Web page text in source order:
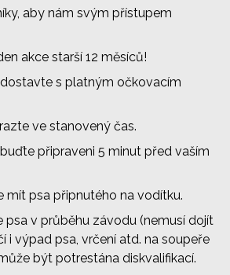
aby nám svým přístupem
akce starší 12 měsíců!
dostavte s platným očkovacím
ve stanovený čas.
připraveni 5 minut před vaším
mít psa připnutého na vodítku.
psa v průběhu závodu (nemusí dojít
i výpad psa, vrčení atd. na soupeře
být potrestána diskvalifikací.